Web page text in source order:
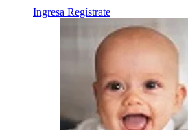
Ingresa Regístrate